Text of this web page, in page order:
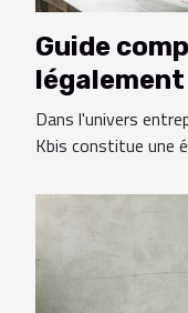
Guide
avec QR
Dans l'univers
Kbis constitue une